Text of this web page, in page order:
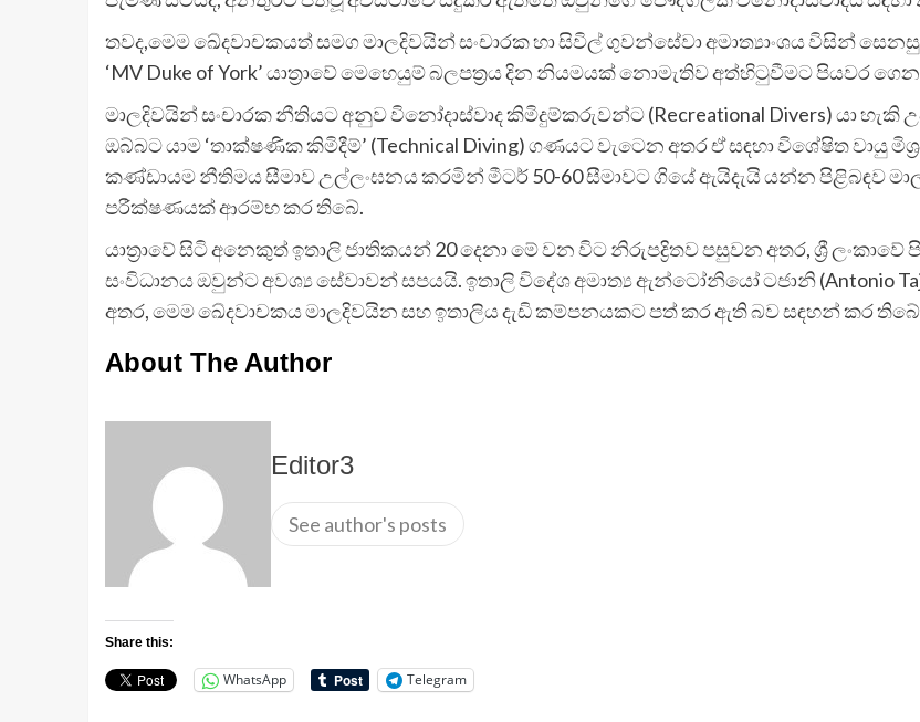
තවද,මෙම ඛේදවාචකයත් සමග මාලදිවයින් සංචාරක හා සිවිල් ගුවන්සේවා අමාත්‍යාංශය විසින්
‘MV Duke of York’ යාත්‍රාවේ මෙහෙයුම් බලපත්‍රය දින නියමයක් නොමැතිව අත්හිටුවීමට පියවර
මාලදිවයින් සංචාරක නීතියට අනුව විනෝදාස්වාද කිමිදුම්කරුවන්ට (Recreational Divers) යා හැකි
ඔබ්බට යාම ‘තාක්ෂණික කිමිදීම්’ (Technical Diving) ගණයට වැටෙන අතර ඒ සඳහා විශේෂිත වායු
කණ්ඩායම නීතිමය සීමාව උල්ලංඝනය කරමින් මීටර් 50-60 සීමාවට ගියේ ඇයිදැයි යන්න පිළිබඳව
පරීක්ෂණයක් ආරම්භ කර තිබේ.
යාත්‍රාවේ සිටි අනෙකුත් ඉතාලි ජාතිකයන් 20 දෙනා මේ වන විට නිරුපද්‍රිතව පසුවන අතර, ශ්‍රී
සංවිධානය ඔවුන්ට අවශ්‍ය සේවාවන් සපයයි. ඉතාලි විදේශ අමාත්‍ය ඇන්ටෝනියෝ ටජානි (Antonio
අතර, මෙම ඛේදවාචකය මාලදිවයින සහ ඉතාලිය දැඩි කම්පනයකට පත් කර ඇති බව සඳහන් කර
About The Author
Editor3
See author's posts
Share this:
WhatsApp Telegram